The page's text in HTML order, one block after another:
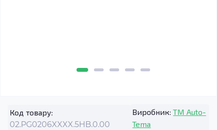
Код товару:
02.PG0206XXXX.5HB.0.00
Виробник: TM Auto-
Tema